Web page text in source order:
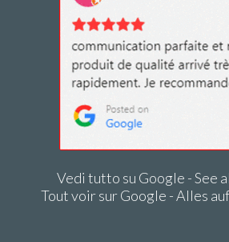
Vedi tutto su Google - See
Tout voir sur Google - Alles